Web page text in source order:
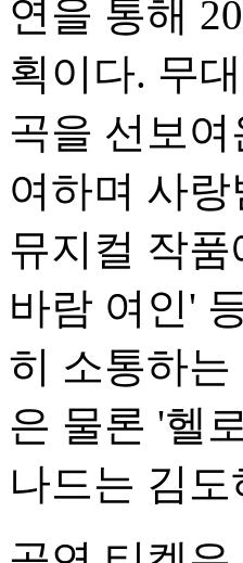
연을 통해
획이다. 무
곡을 선보
여하며 사
뮤지컬 작
바람 여인'
히 소통하
은 물론 '헬
나드는 김